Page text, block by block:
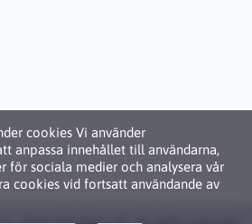
cookies Vi använder
anpassa innehållet till användarna,
för sociala medier och analysera vår
cookies vid fortsatt användande av